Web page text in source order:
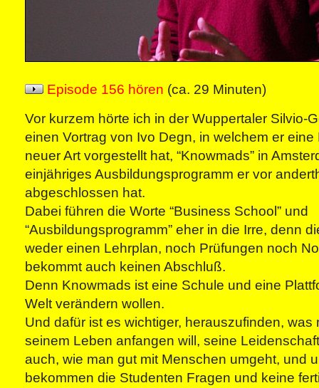
Episode 156 hören (ca. 29 Minuten)
Vor kurzem hörte ich in der Wuppertaler Silvio-
einen Vortrag von Ivo Degn, in welchem er
neuer Art vorgestellt hat, “Knowmads” in
einjähriges Ausbildungsprogramm er vor
abgeschlossen hat.
Dabei führen die Worte “Business School” und
“Ausbildungsprogramm” eher in die Irre, denn
weder einen Lehrplan, noch Prüfungen noch
bekommt auch keinen Abschluß.
Denn Knowmads ist eine Schule und eine
Welt verändern wollen.
Und dafür ist es wichtiger, herauszufinden, was
seinem Leben anfangen will, seine
auch, wie man gut mit Menschen umgeht, und
bekommen die Studenten Fragen und keine